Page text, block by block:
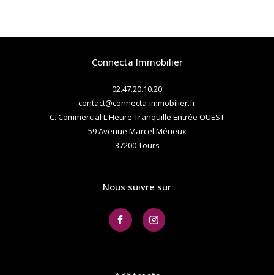
Connecta Immobilier
02.47.20.10.20
contact@connecta-immobilier.fr
C. Commercial L'Heure Tranquille Entrée OUEST
59 Avenue Marcel Mérieux
37200 tours
Nous suivre sur